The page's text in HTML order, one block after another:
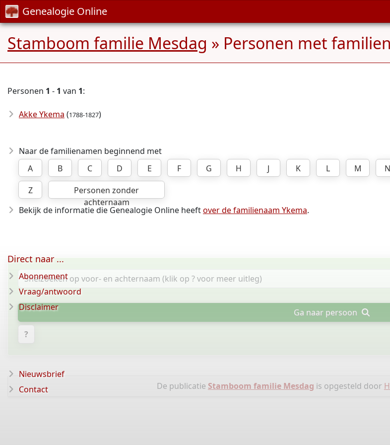
Genealogie Online
Stamboom familie Mesdag » Personen met
Personen 1 - 1 van 1:
Akke Ykema (1788-1827)
Naar de familienamen beginnend met
A
B C D E F G H J K L M N
Z
Personen zonder
achternaam
Bekijk de informatie die Genealogie Online heeftover de familienaam Ykema.
Ga naar persoon
?
De publicatie Stamboom familie Mesdag is opgesteld door
Direct naar ...
Abonnement
Vraag/antwoord
Disclaimer
Nieuwsbrief
Contact